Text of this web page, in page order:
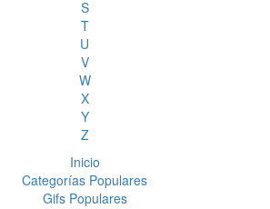
S
T
U
V
W
X
Y
Z
Inicio
Categorías Populares
Gifs Populares